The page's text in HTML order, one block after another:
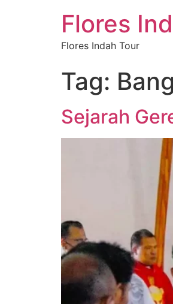
Flores
Flores Indah Tour
Tag:
Sejarah